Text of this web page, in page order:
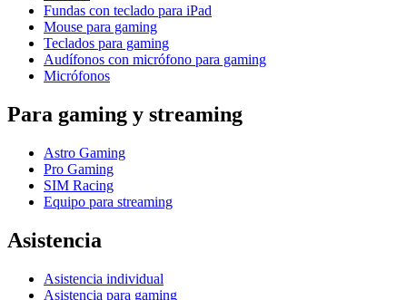
Fundas con teclado para iPad
Mouse para gaming
Teclados para gaming
Audífonos con micrófono para gaming
Micrófonos
Para gaming y streaming
Astro Gaming
Pro Gaming
SIM Racing
Equipo para streaming
Asistencia
Asistencia individual
Asistencia para gaming